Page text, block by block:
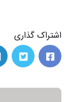
اشتراک گذاری